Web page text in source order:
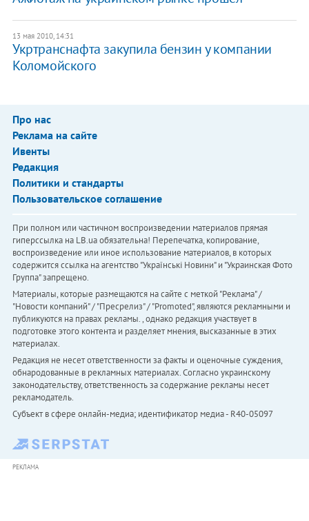
13 мая 2010, 14:31
Укртранснафта закупила бензин у компании
Коломойского
Про нас
Реклама на сайте
Ивенты
Редакция
Политики и стандарты
Пользовательское соглашение
При полном или частичном воспроизведении материалов прямая
гиперссылка на LB.ua обязательна! Перепечатка, копирование,
воспроизведение или иное использование материалов, в которых
содержится ссылка на агентство "Українськi Новини" и "Украинская Фото
Группа" запрещено.
Материалы, которые размещаются на сайте с меткой "Реклама" /
"Новости компаний" / "Пресрелиз" / "Promoted", являются рекламными и
публикуются на правах рекламы. , однако редакция участвует в
подготовке этого контента и разделяет мнения, высказанные в этих
материалах.
Редакция не несет ответственности за факты и оценочные суждения,
обнародованные в рекламных материалах. Согласно украинскому
законодательству, ответственность за содержание рекламы несет
рекламодатель.
Субъект в сфере онлайн-медиа; идентификатор медиа - R40-05097
РЕКЛАМА